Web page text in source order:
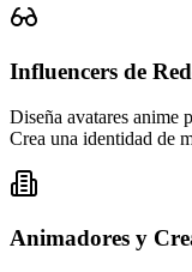
Influencers de
Diseña avatares anime
Crea una identidad de
Animadores y